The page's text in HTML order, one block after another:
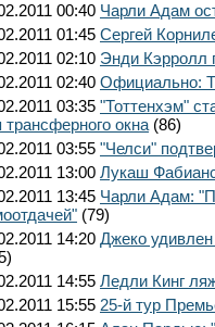
00:40 Чарли Адам
01:45 Сергей
02:10 Энди Кэрролл
02:40 Официально:
03:35 "Тоттенхэм"
трансферного окна (86)
03:55 "Челси"
13:00 Лукаш
13:45 Чарли Адам:
(79)
14:20 Джеко
14:55 Ледли Кинг
15:55 25-й тур